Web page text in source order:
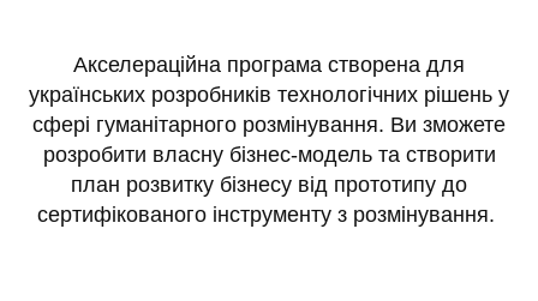
Акселераційна програма створена для
українських розробників технологічних рішень у
сфері гуманітарного розмінування. Ви зможете
розробити власну бізнес-модель та створити
план розвитку бізнесу від прототипу до
сертифікованого інструменту з розмінування.